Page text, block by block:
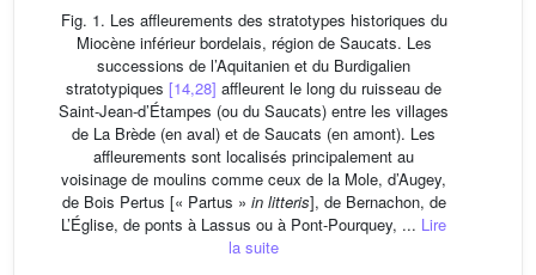
Fig. 1. Les affleurements des stratotypes historiques du
Miocène inférieur bordelais, région de Saucats. Les
successions de l’Aquitanien et du Burdigalien
stratotypiques [14,28] affleurent le long du ruisseau de
Saint-Jean-d’Étampes (ou du Saucats) entre les villages
de La Brède (en aval) et de Saucats (en amont). Les
affleurements sont localisés principalement au
voisinage de moulins comme ceux de la Mole, d’Augey,
de Bois Pertus [« Partus » in litteris], de Bernachon, de
L’Église, de ponts à Lassus ou à Pont-Pourquey, ... Lire
la suite